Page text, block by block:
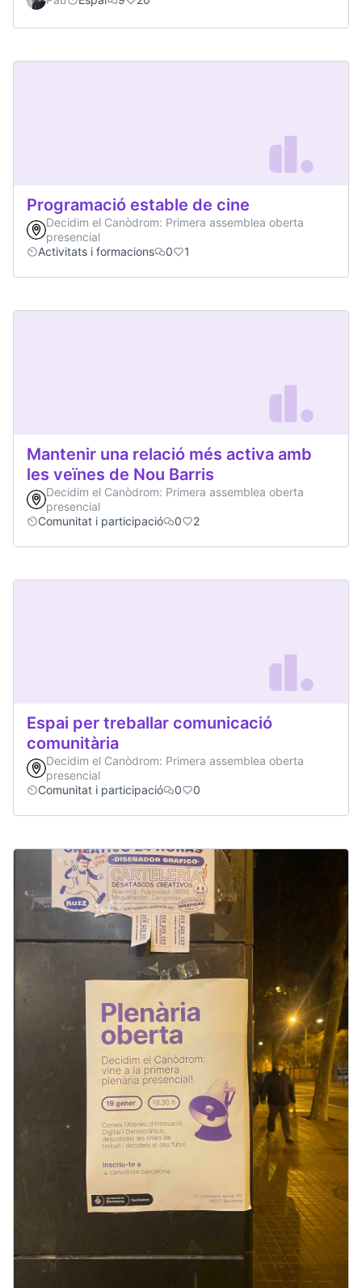
Programació estable de cine
Decidim el Canòdrom: Primera assemblea oberta
presencial
Activitats i formacions
0 1
Mantenir una relació més activa amb
les veïnes de Nou Barris
Decidim el Canòdrom: Primera assemblea oberta
presencial
Comunitat i participació
0 2
Espai per treballar comunicació
comunitària
Decidim el Canòdrom: Primera assemblea oberta
presencial
Comunitat i participació
0 0